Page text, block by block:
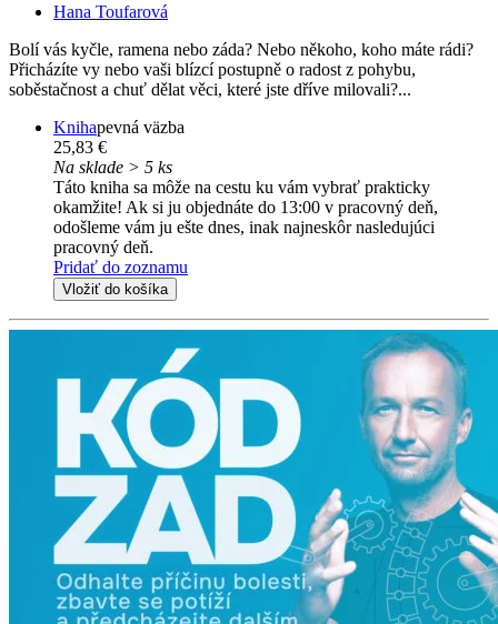
Hana Toufarová
Bolí vás kyčle, ramena nebo záda? Nebo někoho, koho máte rádi?
Přicházíte vy nebo vaši blízcí postupně o radost z pohybu,
soběstačnost a chuť dělat věci, které jste dříve milovali?...
Knihapevná väzba
25,83 €
Na sklade > 5 ks
Táto kniha sa môže na cestu ku vám vybrať prakticky
okamžite! Ak si ju objednáte do 13:00 v pracovný deň,
odošleme vám ju ešte dnes, inak najneskôr nasledujúci
pracovný deň.
Pridať do zoznamu
Vložiť do košíka